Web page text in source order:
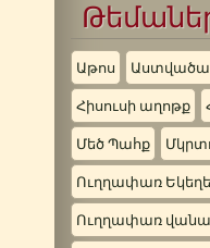
Աթոս
Հիսուսի աղոթք
Մեծ Պահք
Ուղղափառ
Ուղղափառ